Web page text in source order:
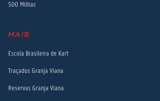
500 Milhas
MAIS
Escola Brasileira de Kart
Traçados Granja Viana
Reservas Granja Viana